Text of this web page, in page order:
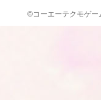
©コーエーテクモゲ